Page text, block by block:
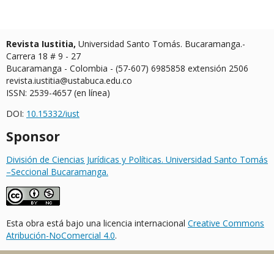
Revista Iustitia, Universidad Santo Tomás. Bucaramanga.-
Carrera 18 # 9 - 27
Bucaramanga - Colombia - (57-607) 6985858 extensión 2506
revista.iustitia@ustabuca.edu.co
ISSN: 2539-4657 (en línea)
DOI: 10.15332/iust
Sponsor
División de Ciencias Jurídicas y Políticas. Universidad Santo Tomás
–Seccional Bucaramanga.
Esta obra está bajo una licencia internacional Creative Commons
Atribución-NoComercial 4.0.